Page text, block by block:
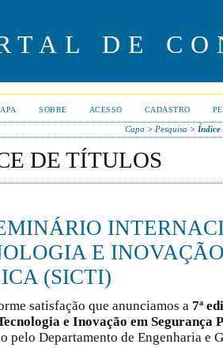
DE
SOBRE ACESSO CADASTRO
Capa > Pesquisa > Índice
DE TÍTULOS
E
(SICTI)
satisfação que anunciamos a 7ª
e Inovação em Segurança
pelo Departamento de Engenharia e